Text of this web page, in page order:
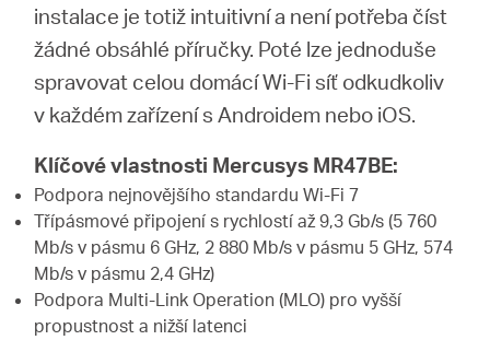
instalace je totiž intuitivní a není potřeba číst
žádné obsáhlé příručky. Poté lze jednoduše
spravovat celou domácí Wi-Fi síť odkudkoliv
v každém zařízení s Androidem nebo iOS.
Klíčové vlastnosti Mercusys MR47BE:
Podpora nejnovějšího standardu Wi-Fi 7
Třípásmové připojení s rychlostí až 9,3 Gb/s (5 760
Mb/s v pásmu 6 GHz, 2 880 Mb/s v pásmu 5 GHz, 574
Mb/s v pásmu 2,4 GHz)
Podpora Multi-Link Operation (MLO) pro vyšší
propustnost a nižší latenci